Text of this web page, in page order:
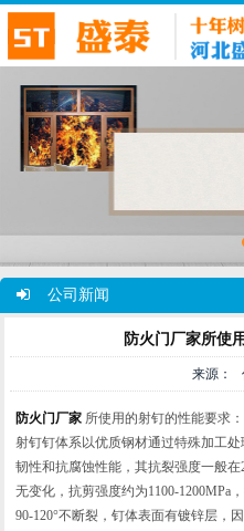
公司新闻
防火门厂家所使
来源：
防火门厂家 所使用的射钉的性能要求：
射钉钉体系以优质钢材通过特殊加工
韧性和抗腐蚀性能，其抗裂强度一般在
无变化，抗剪强度约为1100-1200MPa
90-120°不断裂，钉体表面有镀锌层，